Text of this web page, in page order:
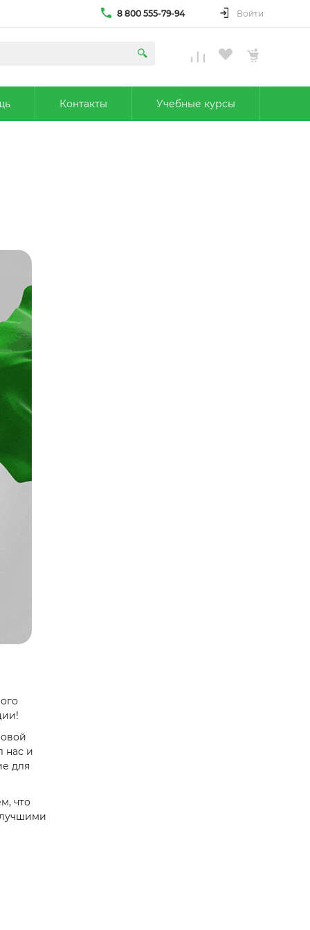
8 800 555-79-94 Войти
Контакты Учебные курсы
нас и
для
что
лучшими